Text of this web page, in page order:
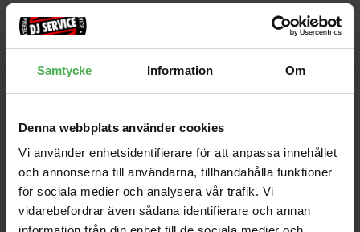
Samtycke Information Om
Denna webbplats använder cookies
Vi använder enhetsidentifierare för att anpassa innehållet
och annonserna till användarna, tillhandahålla funktioner
för sociala medier och analysera vår trafik. Vi
vidarebefordrar även sådana identifierare och annan
350 kr
145 kr/st
shopping_cartKÖP favorite
Andra som handlade Priere VooDoo T-Shirt White L köpte även
CD-cover Glass Clear 10-
pack
TS412 Cover